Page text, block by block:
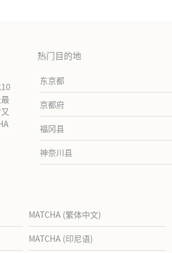
热门目的地
东京都
京都府
福冈县
神奈川县
MATCHA (繁体中文)
MATCHA (印尼语)